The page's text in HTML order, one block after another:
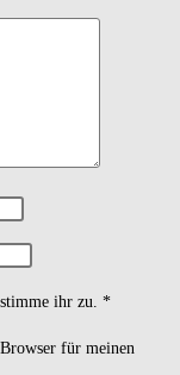
ihr zu. *
für meinen